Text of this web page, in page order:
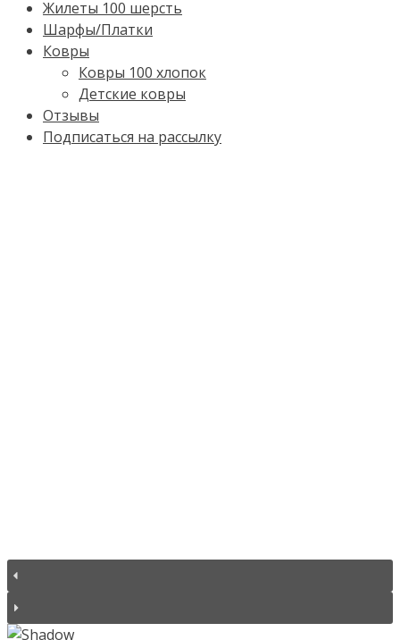
Жилеты 100 шерсть
Шарфы/Платки
Ковры
Ковры 100 хлопок
Детские ковры
Отзывы
Подписаться на рассылку